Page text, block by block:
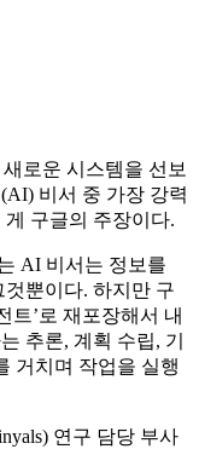
로운 시스템을 선보
비서 중 가장 강력
구글의 주장이다.
AI 비서는 정보를
뿐이다. 하지만 구
트’로 재포장해서 내
추론, 계획 수립, 기
거치며 작업을 실행
연구 담당 부사